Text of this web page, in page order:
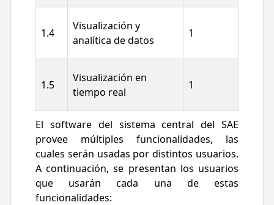
1.4
Visualización y
analítica de datos
1
1.5
Visualización en
tiempo real
1
El software del sistema central del SAE
provee múltiples funcionalidades, las
cuales serán usadas por distintos usuarios.
A continuación, se presentan los usuarios
que usarán cada una de estas
funcionalidades: